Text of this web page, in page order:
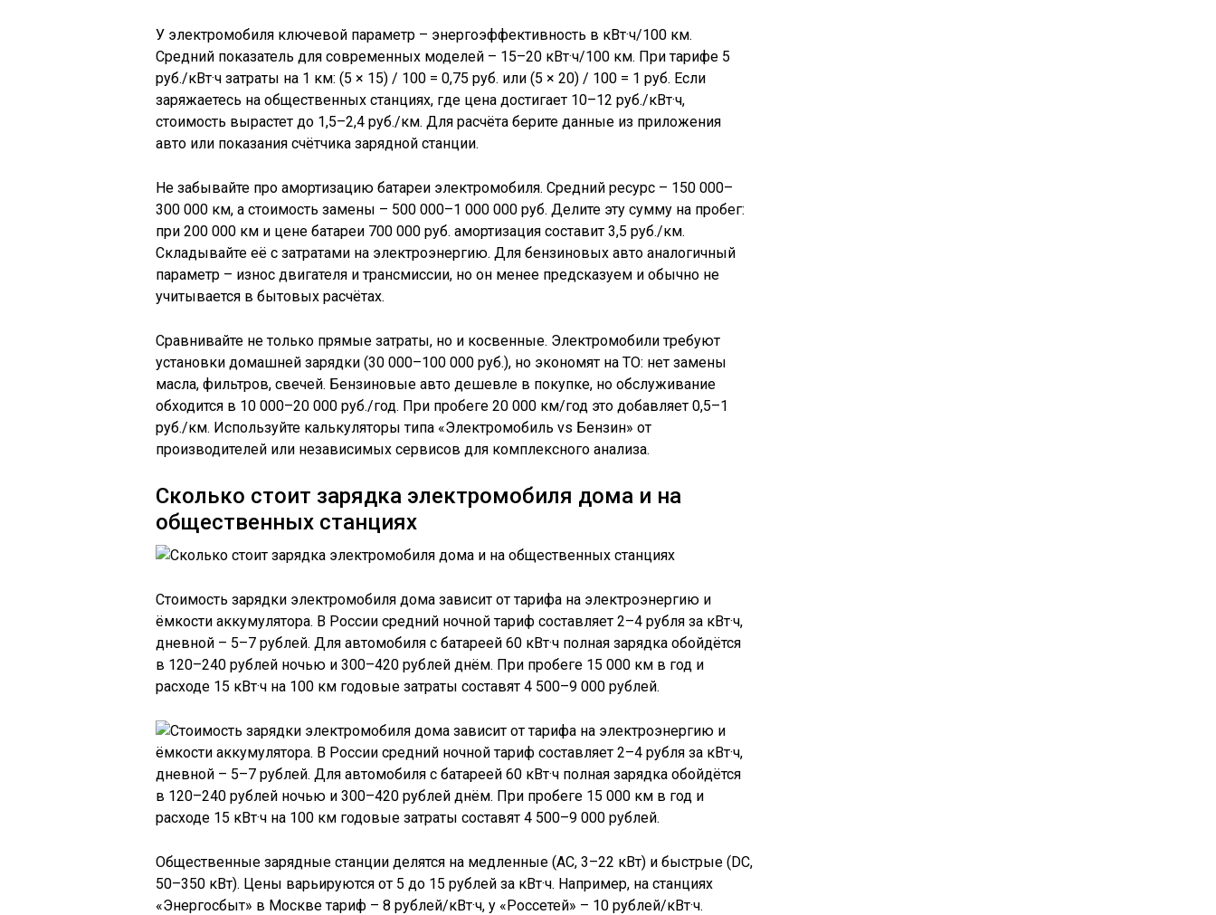
У электромобиля ключевой параметр – энергоэффективность в кВт·ч/100 км.
Средний показатель для современных моделей – 15–20 кВт·ч/100 км. При тарифе 5
руб./кВт·ч затраты на 1 км: (5 × 15) / 100 = 0,75 руб. или (5 × 20) / 100 = 1 руб. Если
заряжаетесь на общественных станциях, где цена достигает 10–12 руб./кВт·ч,
стоимость вырастет до 1,5–2,4 руб./км. Для расчёта берите данные из приложения
авто или показания счётчика зарядной станции.
Не забывайте про амортизацию батареи электромобиля. Средний ресурс – 150 000–
300 000 км, а стоимость замены – 500 000–1 000 000 руб. Делите эту сумму на пробег:
при 200 000 км и цене батареи 700 000 руб. амортизация составит 3,5 руб./км.
Складывайте её с затратами на электроэнергию. Для бензиновых авто аналогичный
параметр – износ двигателя и трансмиссии, но он менее предсказуем и обычно не
учитывается в бытовых расчётах.
Сравнивайте не только прямые затраты, но и косвенные. Электромобили требуют
установки домашней зарядки (30 000–100 000 руб.), но экономят на ТО: нет замены
масла, фильтров, свечей. Бензиновые авто дешевле в покупке, но обслуживание
обходится в 10 000–20 000 руб./год. При пробеге 20 000 км/год это добавляет 0,5–1
руб./км. Используйте калькуляторы типа «Электромобиль vs Бензин» от
производителей или независимых сервисов для комплексного анализа.
Сколько стоит зарядка электромобиля дома и на
общественных станциях
Стоимость зарядки электромобиля дома зависит от тарифа на электроэнергию и
ёмкости аккумулятора. В России средний ночной тариф составляет 2–4 рубля за кВт·ч,
дневной – 5–7 рублей. Для автомобиля с батареей 60 кВт·ч полная зарядка обойдётся
в 120–240 рублей ночью и 300–420 рублей днём. При пробеге 15 000 км в год и
расходе 15 кВт·ч на 100 км годовые затраты составят 4 500–9 000 рублей.
Общественные зарядные станции делятся на медленные (AC, 3–22 кВт) и быстрые (DC,
50–350 кВт). Цены варьируются от 5 до 15 рублей за кВт·ч. Например, на станциях
«Энергосбыт» в Москве тариф – 8 рублей/кВт·ч, у «Россетей» – 10 рублей/кВт·ч.